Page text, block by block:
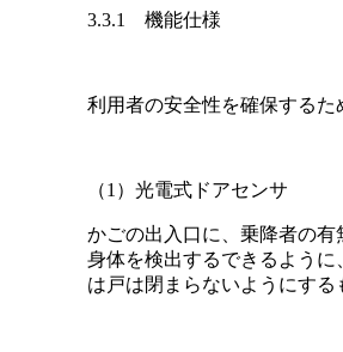
3.3.1 機能仕様
利用者の安全性を確保する
（1）光電式ドアセンサ
かごの出入口に、乗降者の
身体を検出するできるように
は戸は閉まらないようにする